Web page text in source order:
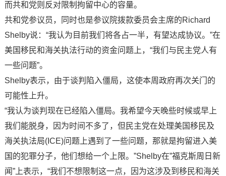
而共和党则反对限制拘留中心的容量。
共和党参议员，同时也是参议院拨款委员会主席的Richard
Shelby说：“我认为目前我们将各占一半，有望达成协议。”在
美国移民和海关执法行动的资金问题上，“我们与民主党人有
一些问题”。
Shelby表示，由于谈判陷入僵局，这使本周政府再次关门的
可能性上升。
“我认为谈判现在已经陷入僵局。我希望今天晚些时候或早上
我们能脱身，因为时间不多了，但民主党在处理美国移民及
海关执法局(ICE)问题上遇到了一些问题，那就是拘留进入美
国的犯罪分子，他们想给一个上限。”Shelby在”福克斯周日新
闻”上表示，“我们不想限制这一点，因为这涉及到移民和海关